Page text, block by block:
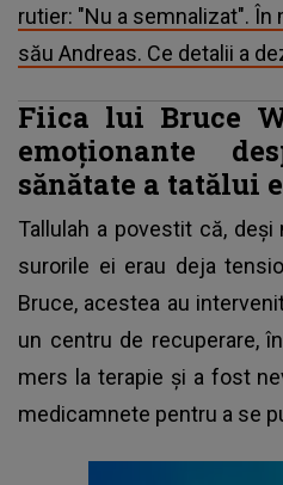
rutier: "Nu a semnalizat". În
său Andreas. Ce detalii a
Fiica lui Bruce
emoționante
sănătate a tatălui
Tallulah a povestit că, deși
surorile ei erau deja
Bruce, acestea au
un centru de recuperare,
mers la terapie și a fost
medicamnete pentru a se